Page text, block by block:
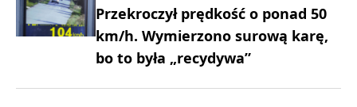
Przekroczył prędkość o ponad 50
km/h. Wymierzono surową karę,
bo to była „recydywa”